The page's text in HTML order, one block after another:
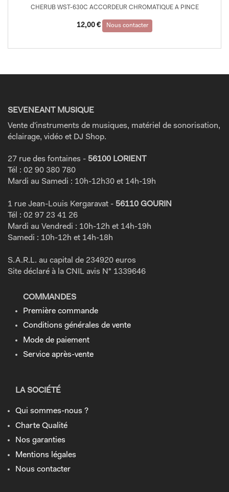
CHERUB WST-630C ACCORDEUR CHROMATIQUE A PINCE
12,00 € Nous contacter
SEVENEANT MUSIQUE
Vente d'instruments de musiques, matériel de sonorisation,
éclairage, vidéo et DJ Shop.
27 rue des fontaines - 56100 LORIENT
Tél : 02 90 380 780
Mardi au Samedi : 10h-12h30 et 14h-19h
1 rue Jean-Louis Kergaravat - 56110 GOURIN
Tél : 02 97 23 41 26
Mardi au Vendredi : 10h-12h et 14h-19h
Samedi : 10h-12h et 14h-18h
S.A.R.L. au capital de 234920 euros
Site déclaré à la CNIL avis N° 1339646
COMMANDES
Première commande
Conditions générales de vente
Mode de paiement
Service après-vente
LA SOCIÉTÉ
Qui sommes-nous ?
Charte Qualité
Nos garanties
Mentions légales
Nous contacter